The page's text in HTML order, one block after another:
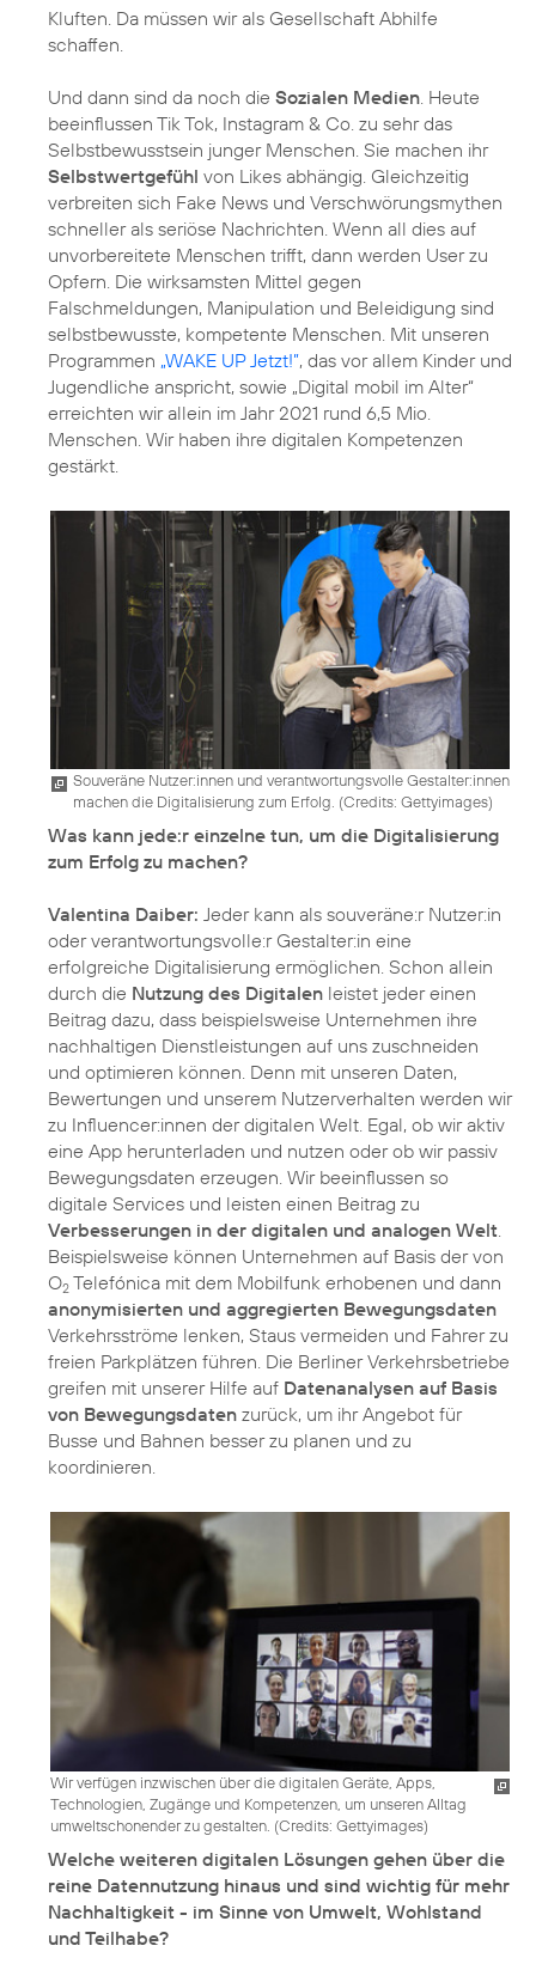
Kluften. Da müssen wir als Gesellschaft Abhilfe
schaffen.
Und dann sind da noch die Sozialen Medien . Heute
beeinflussen Tik Tok, Instagram & Co. zu sehr das
Selbstbewusstsein junger Menschen. Sie machen ihr
Selbstwertgefühl von Likes abhängig. Gleichzeitig
verbreiten sich Fake News und Verschwörungsmythen
schneller als seriöse Nachrichten. Wenn all dies auf
unvorbereitete Menschen trifft, dann werden User zu
Opfern. Die wirksamsten Mittel gegen
Falschmeldungen, Manipulation und Beleidigung sind
selbstbewusste, kompetente Menschen. Mit unseren
Programmen „WAKE UP Jetzt!”, das vor allem Kinder und
Jugendliche anspricht, sowie „Digital mobil im Alter“
erreichten wir allein im Jahr 2021 rund 6,5 Mio.
Menschen. Wir haben ihre digitalen Kompetenzen
gestärkt.
Souveräne Nutzer:innen und verantwortungsvolle Gestalter:innen
machen die Digitalisierung zum Erfolg. (Credits: Gettyimages)
Was kann jede:r einzelne tun, um die Digitalisierung
zum Erfolg zu machen?
Valentina Daiber: Jeder kann als souveräne:r Nutzer:in
oder verantwortungsvolle:r Gestalter:in eine
erfolgreiche Digitalisierung ermöglichen. Schon allein
durch die Nutzung des Digitalen leistet jeder einen
Beitrag dazu, dass beispielsweise Unternehmen ihre
nachhaltigen Dienstleistungen auf uns zuschneiden
und optimieren können. Denn mit unseren Daten,
Bewertungen und unserem Nutzerverhalten werden wir
zu Influencer:innen der digitalen Welt. Egal, ob wir aktiv
eine App herunterladen und nutzen oder ob wir passiv
Bewegungsdaten erzeugen. Wir beeinflussen so
digitale Services und leisten einen Beitrag zu
Verbesserungen in der digitalen und analogen Welt.
Beispielsweise können Unternehmen auf Basis der von
O2 Telefónica mit dem Mobilfunk erhobenen und dann
anonymisierten und aggregierten Bewegungsdaten
Verkehrsströme lenken, Staus vermeiden und Fahrer zu
freien Parkplätzen führen. Die Berliner Verkehrsbetriebe
greifen mit unserer Hilfe auf Datenanalysen auf Basis
von Bewegungsdaten zurück, um ihr Angebot für
Busse und Bahnen besser zu planen und zu
koordinieren.
Wir verfügen inzwischen über die digitalen Geräte, Apps,
Technologien, Zugänge und Kompetenzen, um unseren Alltag
umweltschonender zu gestalten. (Credits: Gettyimages)
Welche weiteren digitalen Lösungen gehen über die
reine Datennutzung hinaus und sind wichtig für mehr
Nachhaltigkeit - im Sinne von Umwelt, Wohlstand
und Teilhabe?